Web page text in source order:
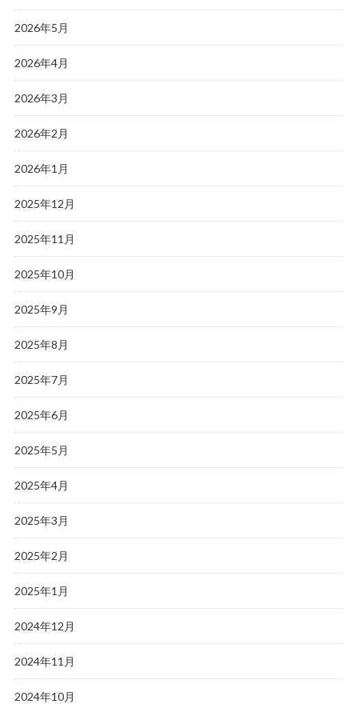
2026年5月
2026年4月
2026年3月
2026年2月
2026年1月
2025年12月
2025年11月
2025年10月
2025年9月
2025年8月
2025年7月
2025年6月
2025年5月
2025年4月
2025年3月
2025年2月
2025年1月
2024年12月
2024年11月
2024年10月